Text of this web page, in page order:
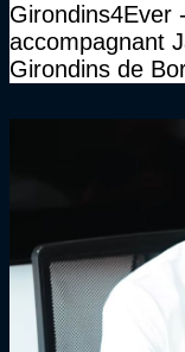
Girondins4Ever
accompagnant
Girondins de